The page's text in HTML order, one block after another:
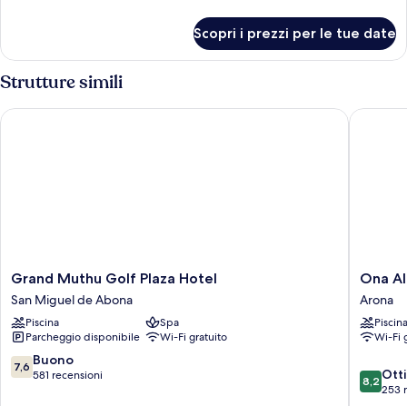
Basic
Scopri i prezzi per le tue date
Strutture simili
Grand
Muthu
Golf
Plaza
Hotel
San
Miguel
Grand Muthu Golf Plaza Hotel
San Miguel de Abona
Piscina
Spa
Parcheggio disponibile
Wi-Fi gratuito
7.6
su
7,6 Buono
581 recensioni
Grand Muthu Golf Plaza Hotel
Ona
Arona
Ona
Arona
Piscina
Wi-Fi
8.2
su
8,2
253
Ona